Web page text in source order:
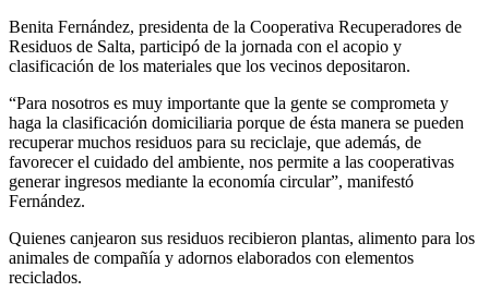
Benita Fernández, presidenta de la Cooperativa Recuperadores de
Residuos de Salta, participó de la jornada con el acopio y
clasificación de los materiales que los vecinos depositaron.
“Para nosotros es muy importante que la gente se comprometa y
haga la clasificación domiciliaria porque de ésta manera se pueden
recuperar muchos residuos para su reciclaje, que además, de
favorecer el cuidado del ambiente, nos permite a las cooperativas
generar ingresos mediante la economía circular”, manifestó
Fernández.
Quienes canjearon sus residuos recibieron plantas, alimento para los
animales de compañía y adornos elaborados con elementos
reciclados.